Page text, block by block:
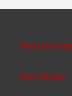
Orai Lietuvoje
Orai Vilniuje